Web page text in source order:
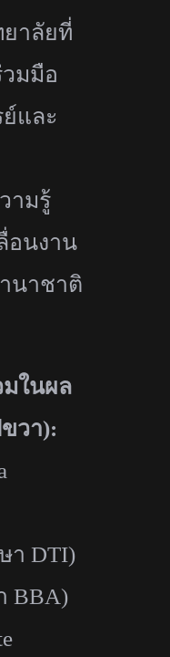
าลัยที่
มมือ
และ
ามรู้
อนงาน
นาชาติ
ในผล
วา):
าDTI)
BBA)